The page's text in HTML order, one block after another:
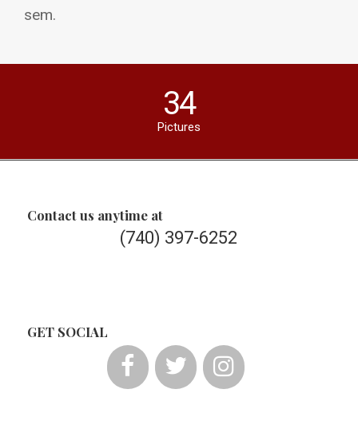
sem.
34
Pictures
Contact us anytime at
(740) 397-6252
GET SOCIAL